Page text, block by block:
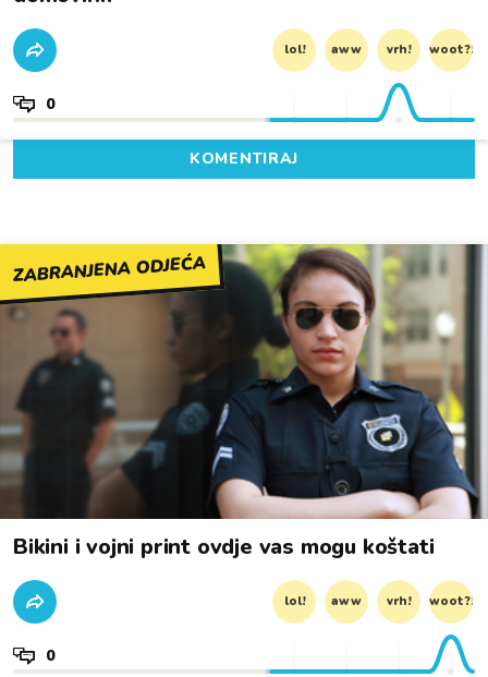
lol! aww vrh! woot?!
0
KOMENTIRAJ
ZABRANJENA ODJEĆA
Bikini i vojni print ovdje vas mogu koštati
lol! aww vrh! woot?!
0